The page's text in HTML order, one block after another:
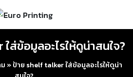
ส่ข้อมูลอะไรให้ดูน่าสนใจ?
»ป้าย shelf talker ใส่ข้อมูลอะไรให้ดูน่า